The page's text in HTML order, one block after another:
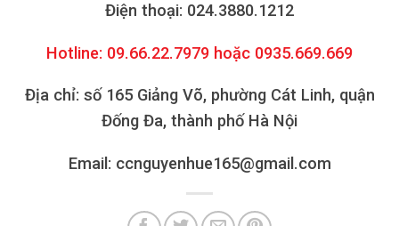
Điện thoại: 024.3880.1212
Hotline: 09.66.22.7979 hoặc 0935.669.669
Địa chỉ: số 165 Giảng Võ, phường Cát Linh, quận
Đống Đa, thành phố Hà Nội
Email: ccnguyenhue165@gmail.com